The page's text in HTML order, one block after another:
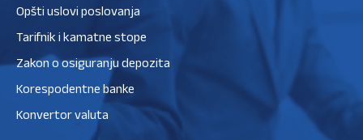
Opšti uslovi poslovanja
Tarifnik i kamatne stope
Zakon o osiguranju depozita
Korespodentne banke
Konvertor valuta